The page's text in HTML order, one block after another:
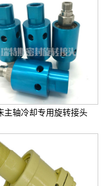
主轴冷却专用旋转接头